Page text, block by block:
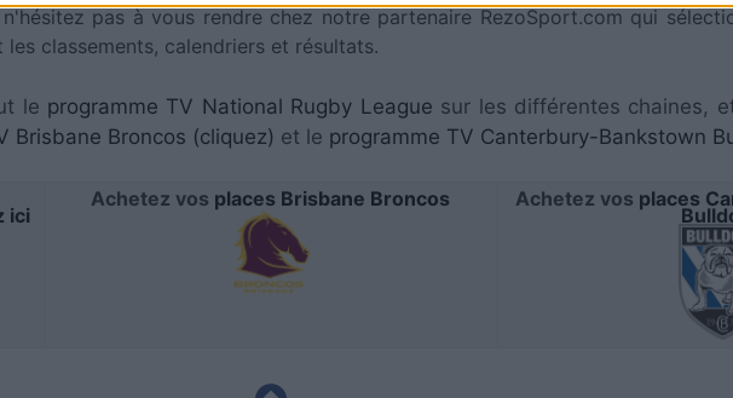
pas à vous rendre chez notre partenaire RezoSport.com qui
classements, calendriers et résultats.
le programme TV National Rugby League sur les différentes chaines,
Brisbane Broncos (cliquez) et le programme TV Canterbury-Bankstown
ici
Achetez vos places Brisbane Broncos Achetez vos places